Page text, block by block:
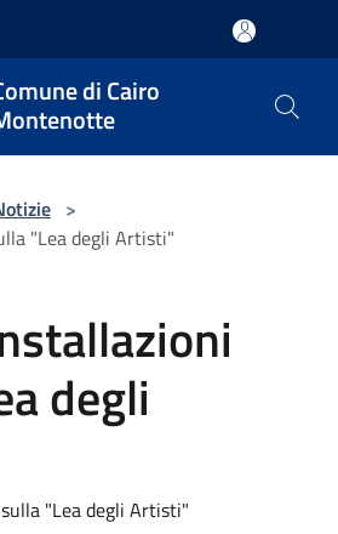
di Cairo
>
"Lea degli Artisti"
degli
"Lea degli Artisti"